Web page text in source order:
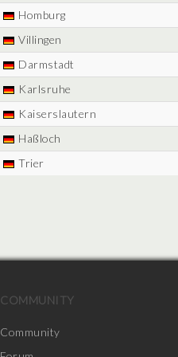
Homburg
Villingen
Darmstadt
Karlsruhe
Kaiserslautern
Haßloch
Trier
COMMUNITY
Community